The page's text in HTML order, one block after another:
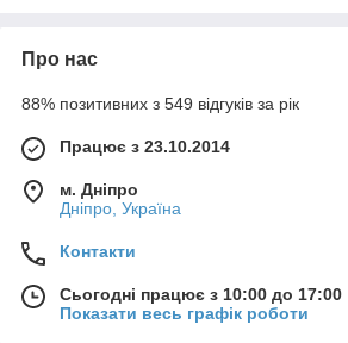
количестве. На самом деле все зависит
модели. Если вам нужны наручные часы
бросались в глаза. У нас найдутся и
доступной стоимости. При этом не стоит
как-то влияет на качество. Наши товары
длительное время и при этом потратите
относительно небольшую сумму.
Про нас
88% позитивних з 549 відгуків за рік
Працює з 23.10.2014
м. Дніпро
Дніпро, Україна
Контакти
Сьогодні працює з 10:00 до 17:00
Показати весь графік роботи